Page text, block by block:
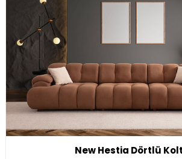
New Hestia Dörtlü